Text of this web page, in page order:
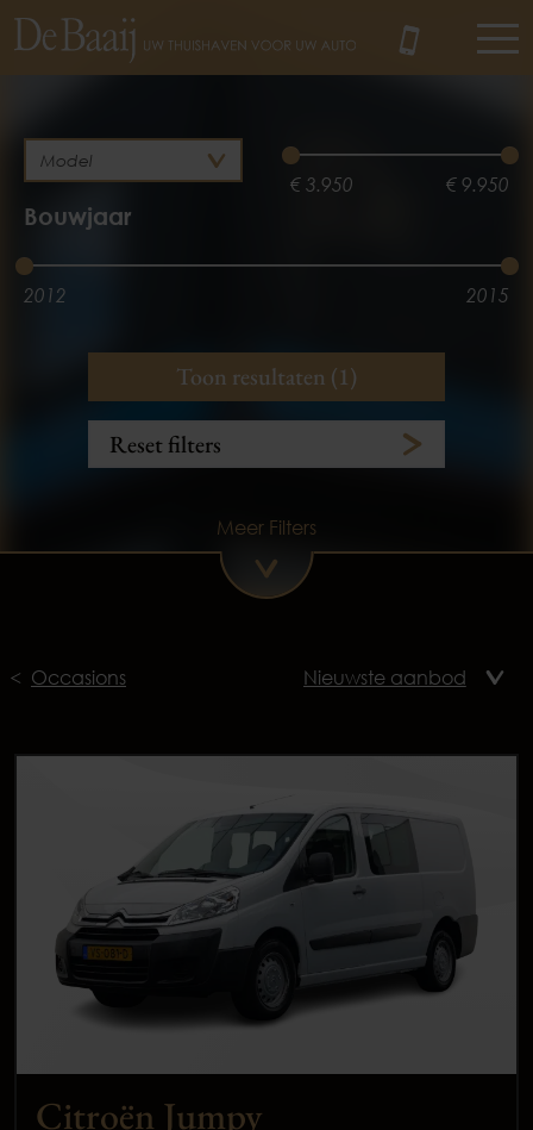
€ 3.950 € 9.950
Bouwjaar
2012 2015
3.100 km 134.358 km
Toon resultaten (1)
Reset filters
Meer Filters
Occasions
Citroën Jumpy